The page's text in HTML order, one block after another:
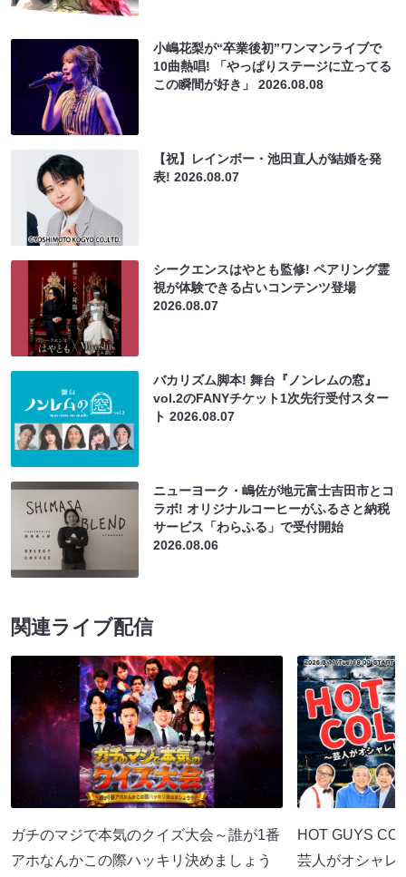
小嶋花梨が“卒業後初”ワンマンライブで
10曲熱唱! 「やっぱりステージに立ってる
この瞬間が好き」2026.08.08
【祝】レインボー・池田直人が結婚を発
表!2026.08.07
シークエンスはやとも監修! ペアリング霊
視が体験できる占いコンテンツ登場
2026.08.07
バカリズム脚本! 舞台『ノンレムの窓』
vol.2のFANYチケット1次先行受付スター
ト2026.08.07
ニューヨーク・嶋佐が地元富士吉田市とコ
ラボ! オリジナルコーヒーがふるさと納税
サービス「わらふる」で受付開始
2026.08.06
関連ライブ配信
ガチのマジで本気のクイズ大会～誰が1番
アホなんかこの際ハッキリ決めましょう
HOT GUYS
芸人がオシャレ